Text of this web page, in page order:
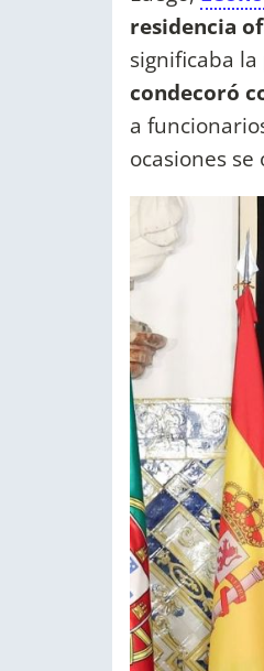
residencia
significaba
condecoró
a
ocasiones